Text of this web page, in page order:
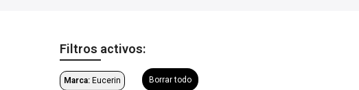
Filtros activos:
Marca: Eucerin Borrar todo